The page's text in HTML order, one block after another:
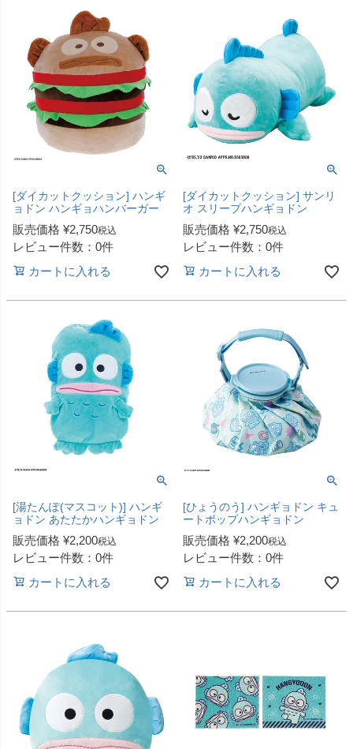
[ダイカットクッション] ハンギ
ョドン ハンギョハンバーガー
販売価格 ¥2,750税込
レビュー件数：0件
カートに入れる
[ダイカットクッション] サンリ
オ スリープハンギョドン
販売価格 ¥2,750税込
レビュー件数：0件
カートに入れる
[湯たんぽ(マスコット)] ハンギ
ョドン あたたかハンギョドン
販売価格 ¥2,200税込
レビュー件数：0件
カートに入れる
[ひょうのう] ハンギョドン キュ
ートポップハンギョドン
販売価格 ¥2,200税込
レビュー件数：0件
カートに入れる